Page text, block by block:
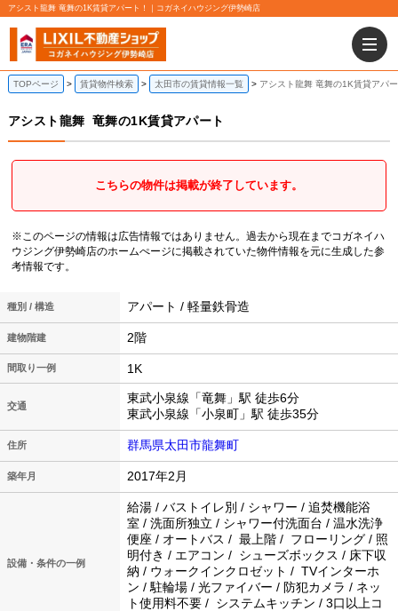
アシスト龍舞 竜舞の1K賃貸アパート！｜コガネイハウジング伊勢崎店
TOPページ 賃貸物件検索 太田市の賃貸情報一覧 アシスト龍舞 竜舞の1K賃貸アパ
アシスト龍舞 竜舞の1K賃貸アパート
こちらの物件は掲載が終了しています。
※このページの情報は広告情報ではありません。過去から現在までコガネイハ
ウジング伊勢崎店のホームぺージに掲載されていた物件情報を元に生成した参
考情報です。
種別 / 構造 アパート / 軽量鉄骨造
建物階建 2階
間取り一例 1K
交通
東武小泉線「竜舞」駅 徒歩6分
東武小泉線「小泉町」駅 徒歩35分
住所 群馬県太田市龍舞町
築年月 2017年2月
設備・条件の一例
給湯 / バストイレ別 / シャワー / 追焚機能浴
室 / 洗面所独立 / シャワー付洗面台 / 温水洗浄
便座 / オートバス / 最上階 / フローリング / 照
明付き / エアコン / シューズボックス / 床下収
納 / ウォークインクロゼット / TVインターホ
ン / 駐輪場 / 光ファイバー / 防犯カメラ / ネッ
ト使用料不要 / システムキッチン / 3口以上コ